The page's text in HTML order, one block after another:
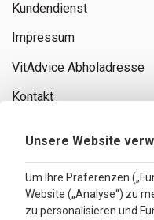
Kundendienst
Impressum
VitAdvice Abholadresse
Kontakt
Bewertungen
Unsere Website
Um Ihre Präferenzen
Website („Analyse“) zu
zu personalisieren und